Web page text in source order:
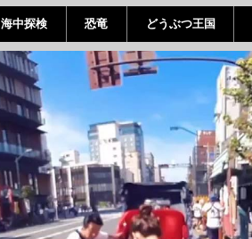
海中探検 恐竜 どうぶつ王国